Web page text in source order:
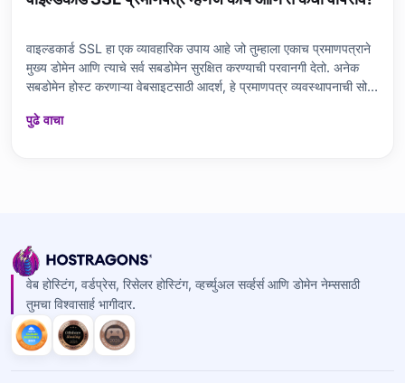
वाइल्डकार्ड SSL हा एक व्यावहारिक उपाय आहे जो तुम्हाला एकाच प्रमाणपत्राने
मुख्य डोमेन आणि त्याचे सर्व सबडोमेन सुरक्षित करण्याची परवानगी देतो. अनेक
सबडोमेन होस्ट करणाऱ्या वेबसाइटसाठी आदर्श, हे प्रमाणपत्र व्यवस्थापनाची सोय
प्रमाणपत्राने सर्व सबडोमेनचे स
पुढे वाचा
वेब होस्टिंग, वर्डप्रेस, रिसेलर होस्टिंग, व्हर्च्युअल सर्व्हर्स आणि डोमेन नेम्ससाठी
तुमचा विश्वासार्ह भागीदार.